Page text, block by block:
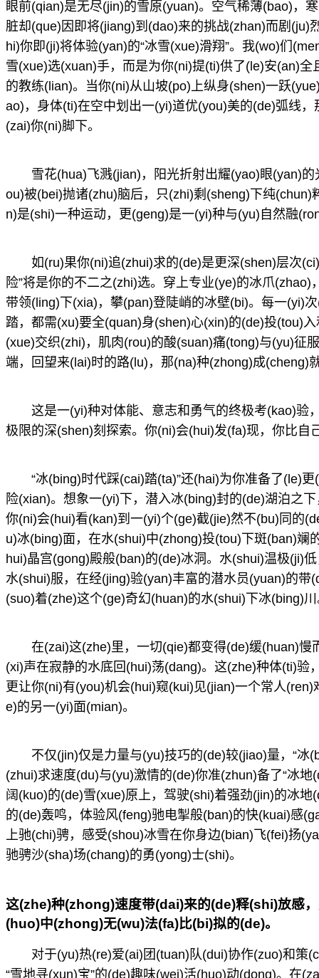
眼前(qian)是无尽(jin)的雪原(yuan)。空气稀薄(bao)，
脏却(que)因即将(jiang)到(dao)来的挑战(zhan)而剧(ju)
hi)你即(ji)将体验(yan)的“冰雪(xue)滑翔”。我(wo)们
雪(xue)选(xuan)手，而是为你(ni)提(ti)供了(le)安(an)
的教练(lian)。当你(ni)从山坡(po)上纵身(shen)一跃
ao)，身体(ti)在空中划出一(yi)道优(you)美的(de)弧线
(zai)你(ni)脚下。
雪花(hua)飞溅(jian)，阳光折射出耀(yao)眼(yan)
ou)被(bei)抛诸(zhu)脑后，只(zhi)剩(sheng)下纯
n)是(shi)一种运动，更(geng)是一(yi)种与(yu)自然融
如(ru)果你(ni)追(zhui)求的(de)是更深(shen)层次
险”将是你的不二之(zhi)选。穿上专业(ye)的冰爪
带领(ling)下(xia)，攀(pan)登陡峭的冰壁(bi)。每一(yi)
踏，都需(xu)要全(quan)身(shen)心(xin)的(de)投(tou)
(xue)交织(zhi)，肌肉(rou)的酸(suan)痛(tong)与(yu)征
端，回望来(lai)时的路(lu)，那(na)种(zhong)成(cheng)
这是一(yi)种对体能、意志和勇气的终极考(kao)验
极限的深(shen)刻探索。你(ni)会(hui)发(fa)现，你比自
“冰(bing)时代踩(cai)踏(ta)”还(hai)为你准备了(le)
险(xian)。想象一(yi)下，潜入冰(bing)封的(de)湖泊之
你(ni)会(hui)看(kan)到一(yi)个(ge)截(jie)然不(bu)同的
u)冰(bing)面，在水(shui)中(zhong)投(tou)下斑(ban)斓
hui)晶宫(gong)殿般(ban)的(de)冰洞。水(shui)温极(ji)
水(shui)服，在经(jing)验(yan)丰富的潜水员(yuan)的
(suo)着(zhe)这个(ge)奇幻(huan)的水(shui)下冰(bing)
在(zai)这(zhe)里，一切(qie)都变得(de)缓(huan)
(xi)声在寂静的水底回(hui)荡(dang)。这(zhe)种体(ti)验
更让你(ni)有(you)机会(hui)窥(kui)见(jian)一个常人
e)的另一(yi)面(mian)。
不仅(jin)仅是力量与(yu)技巧的(de)较(jiao)量，“冰
(zhui)求速度(du)与(yu)激情的(de)你准(zhun)备了“冰
阔(kuo)的(de)雪(xue)原上，驾驶(shi)着强劲(jin)的冰
的(de)轰鸣，体验风(feng)驰电掣般(ban)的快(kuai)感
上驰(chi)骋，感受(shou)冰雪在你身边(bian)飞(fei)扬
驰骋沙(sha)场(chang)的勇(yong)士(shi)。
这(zhe)种(zhong)速度带(dai)来的(de)释(shi)放感
(huo)中(zhong)无(wu)法(fa)比(bi)拟的(de)。
对于(yu)热(re)爱(ai)团(tuan)队(dui)协作(zuo)和策
“雪地寻(xun)宝”的(de)趣味(wei)活(huo)动(dong)。在